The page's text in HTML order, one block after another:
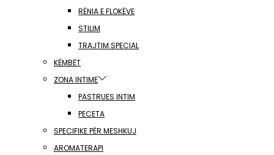
RËNIA E FLOKËVE
STILIM
TRAJTIM SPECIAL
KËMBËT
ZONA INTIME
PASTRUES INTIM
PECETA
SPECIFIKE PËR MESHKUJ
AROMATERAPI